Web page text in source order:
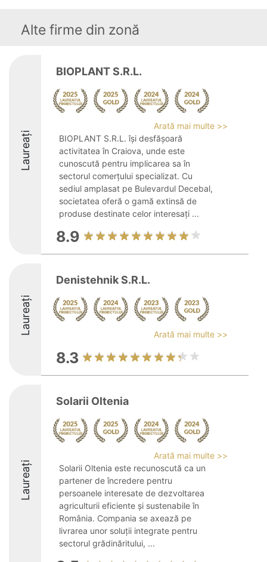
Alte firme din zonă
Laureați
BIOPLANT S.R.L.
Arată mai multe >>
BIOPLANT S.R.L. își desfășoară
activitatea în Craiova, unde este
cunoscută pentru implicarea sa în
sectorul comerțului specializat. Cu
sediul amplasat pe Bulevardul Decebal,
societatea oferă o gamă extinsă de
produse destinate celor interesați ...
8.9
Laureați
Denistehnik S.R.L.
Arată mai multe >>
8.3
Laureați
Solarii Oltenia
Arată mai multe >>
Solarii Oltenia este recunoscută ca un
partener de încredere pentru
persoanele interesate de dezvoltarea
agriculturii eficiente și sustenabile în
România. Compania se axează pe
livrarea unor soluții integrate pentru
sectorul grădinăritului, ...